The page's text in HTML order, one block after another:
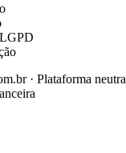
· Plataforma